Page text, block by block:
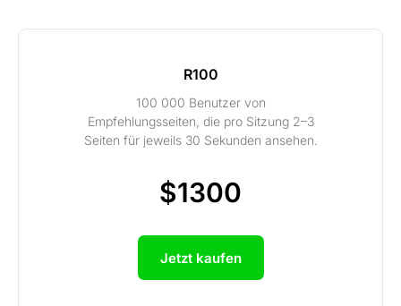
R100
100 000 Benutzer von
Empfehlungsseiten, die pro Sitzung 2–3
Seiten für jeweils 30 Sekunden ansehen.
$1300
Jetzt kaufen